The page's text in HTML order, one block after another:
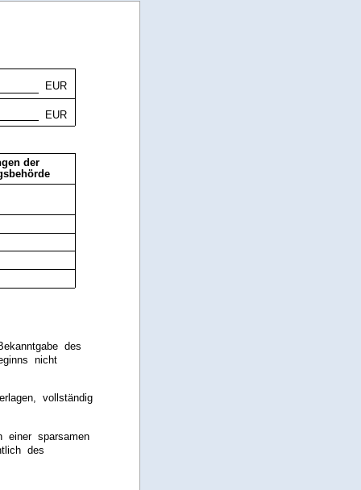
EUR
EUR
der
des
nicht
vollständig
einer sparsamen
des